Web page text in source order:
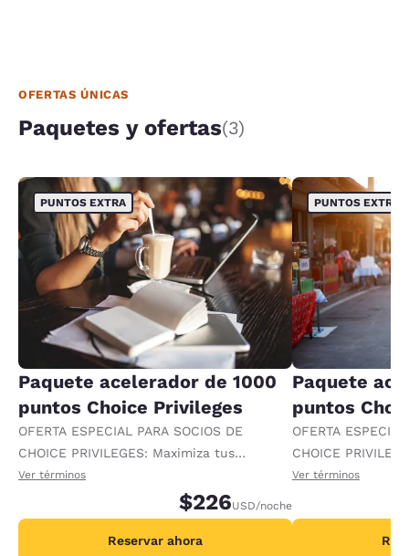
OFERTAS ÚNICAS
Paquetes y ofertas(3)
PUNTOS EXTRA
Paquete acelerador de 1000
puntos Choice Privileges
OFERTA ESPECIAL PARA SOCIOS DE
CHOICE PRIVILEGES: Maximiza tus
recompensas al recibir 1000 puntos
Ver términos
$226USD/noche
Reservar ahora
PUNTOS EXTRA
Paquete
puntos
OFERTA
CHOICE
recompensas al
Ver términos